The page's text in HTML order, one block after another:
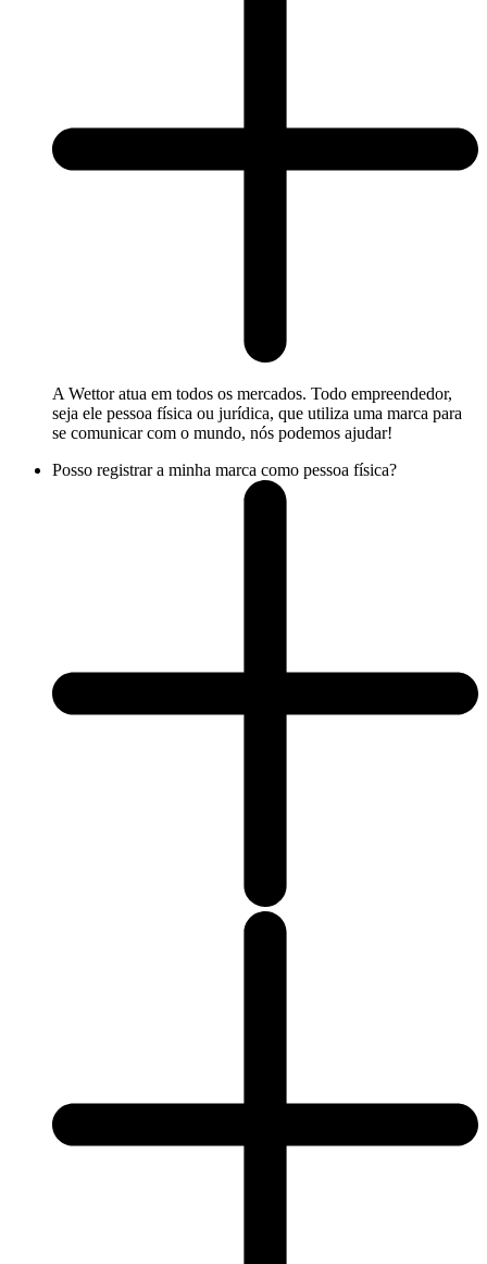
A Wettor atua em todos os mercados. Todo empreendedor,
seja ele pessoa física ou jurídica, que utiliza uma marca para
se comunicar com o mundo, nós podemos ajudar!
Posso registrar a minha marca como pessoa física?